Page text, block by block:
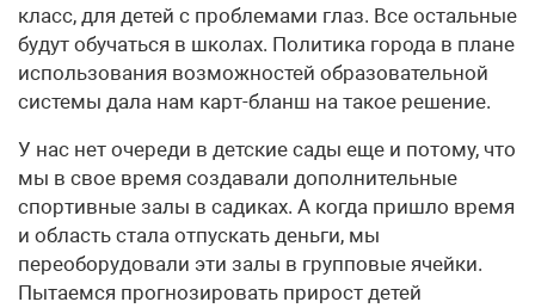
класс, для детей с проблемами глаз. Все остальные
будут обучаться в школах. Политика города в плане
использования возможностей образовательной
системы дала нам карт-бланш на такое решение.
У нас нет очереди в детские сады еще и потому, что
мы в свое время создавали дополнительные
спортивные залы в садиках. А когда пришло время
и область стала отпускать деньги, мы
переоборудовали эти залы в групповые ячейки.
Пытаемся прогнозировать прирост детей